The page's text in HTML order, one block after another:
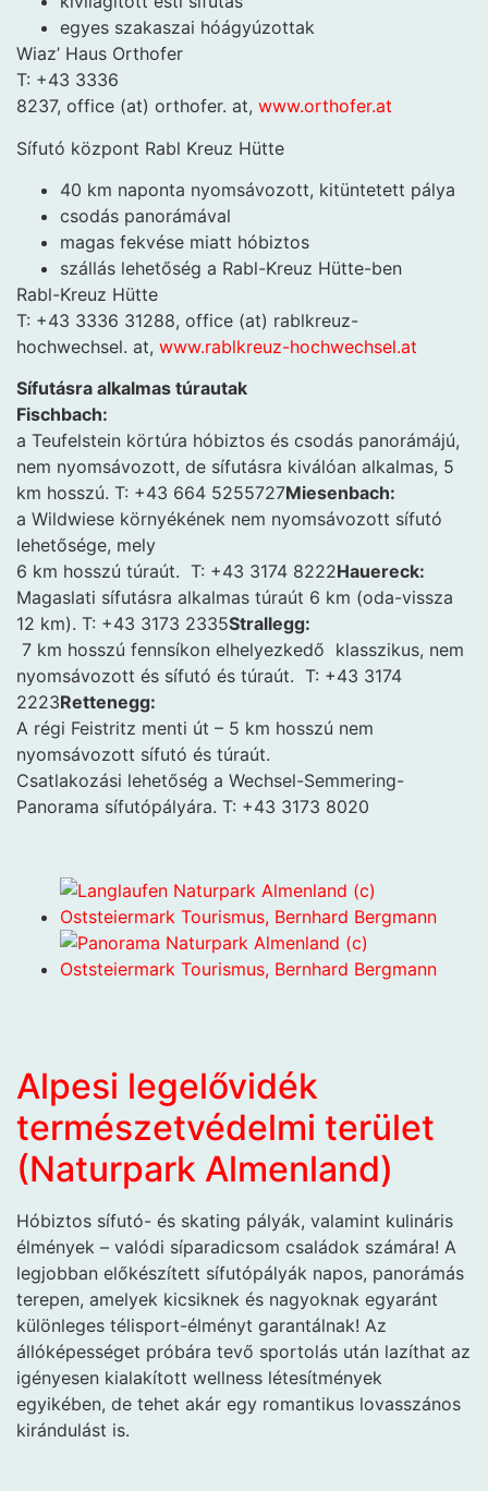
egyes szakaszai hóágyúzottak
Wiaz’ Haus Orthofer
T: +43 3336
8237, office (at) orthofer. at, www.orthofer.at
Sífutó központ Rabl Kreuz Hütte
40 km naponta nyomsávozott, kitüntetett pálya
csodás panorámával
magas fekvése miatt hóbiztos
szállás lehetőség a Rabl-Kreuz Hütte-ben
Rabl-Kreuz Hütte
T: +43 3336 31288, office (at) rablkreuz-
hochwechsel. at, www.rablkreuz-hochwechsel.at
Sífutásra alkalmas túrautak
Fischbach:
a Teufelstein körtúra hóbiztos és csodás panorámájú,
nem nyomsávozott, de sífutásra kiválóan alkalmas, 5
km hosszú. T: +43 664 5255727Miesenbach:
a Wildwiese környékének nem nyomsávozott sífutó
lehetősége, mely
6 km hosszú túraút. T: +43 3174 8222Hauereck:
Magaslati sífutásra alkalmas túraút 6 km (oda-vissza
12 km). T: +43 3173 2335Strallegg:
7 km hosszú fennsíkon elhelyezkedő klasszikus, nem
nyomsávozott és sífutó és túraút. T: +43 3174
2223Rettenegg:
A régi Feistritz menti út – 5 km hosszú nem
nyomsávozott sífutó és túraút.
Csatlakozási lehetőség a Wechsel-Semmering-
Panorama sífutópályára. T: +43 3173 8020
Alpesi legelővidék
természetvédelmi terület
(Naturpark Almenland)
Hóbiztos sífutó- és skating pályák, valamint kulináris
élmények – valódi síparadicsom családok számára! A
legjobban előkészített sífutópályák napos, panorámás
terepen, amelyek kicsiknek és nagyoknak egyaránt
különleges télisport-élményt garantálnak! Az
állóképességet próbára tevő sportolás után lazíthat az
igényesen kialakított wellness létesítmények
egyikében, de tehet akár egy romantikus lovasszános
kirándulást is.